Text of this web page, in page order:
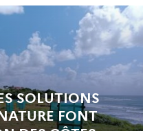
SOLUTIONS
FONT